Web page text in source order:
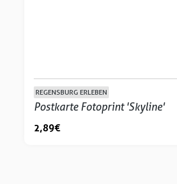
REGENSBURG ERLEBEN
Postkarte Fotoprint 'Skyline'
2,89 €